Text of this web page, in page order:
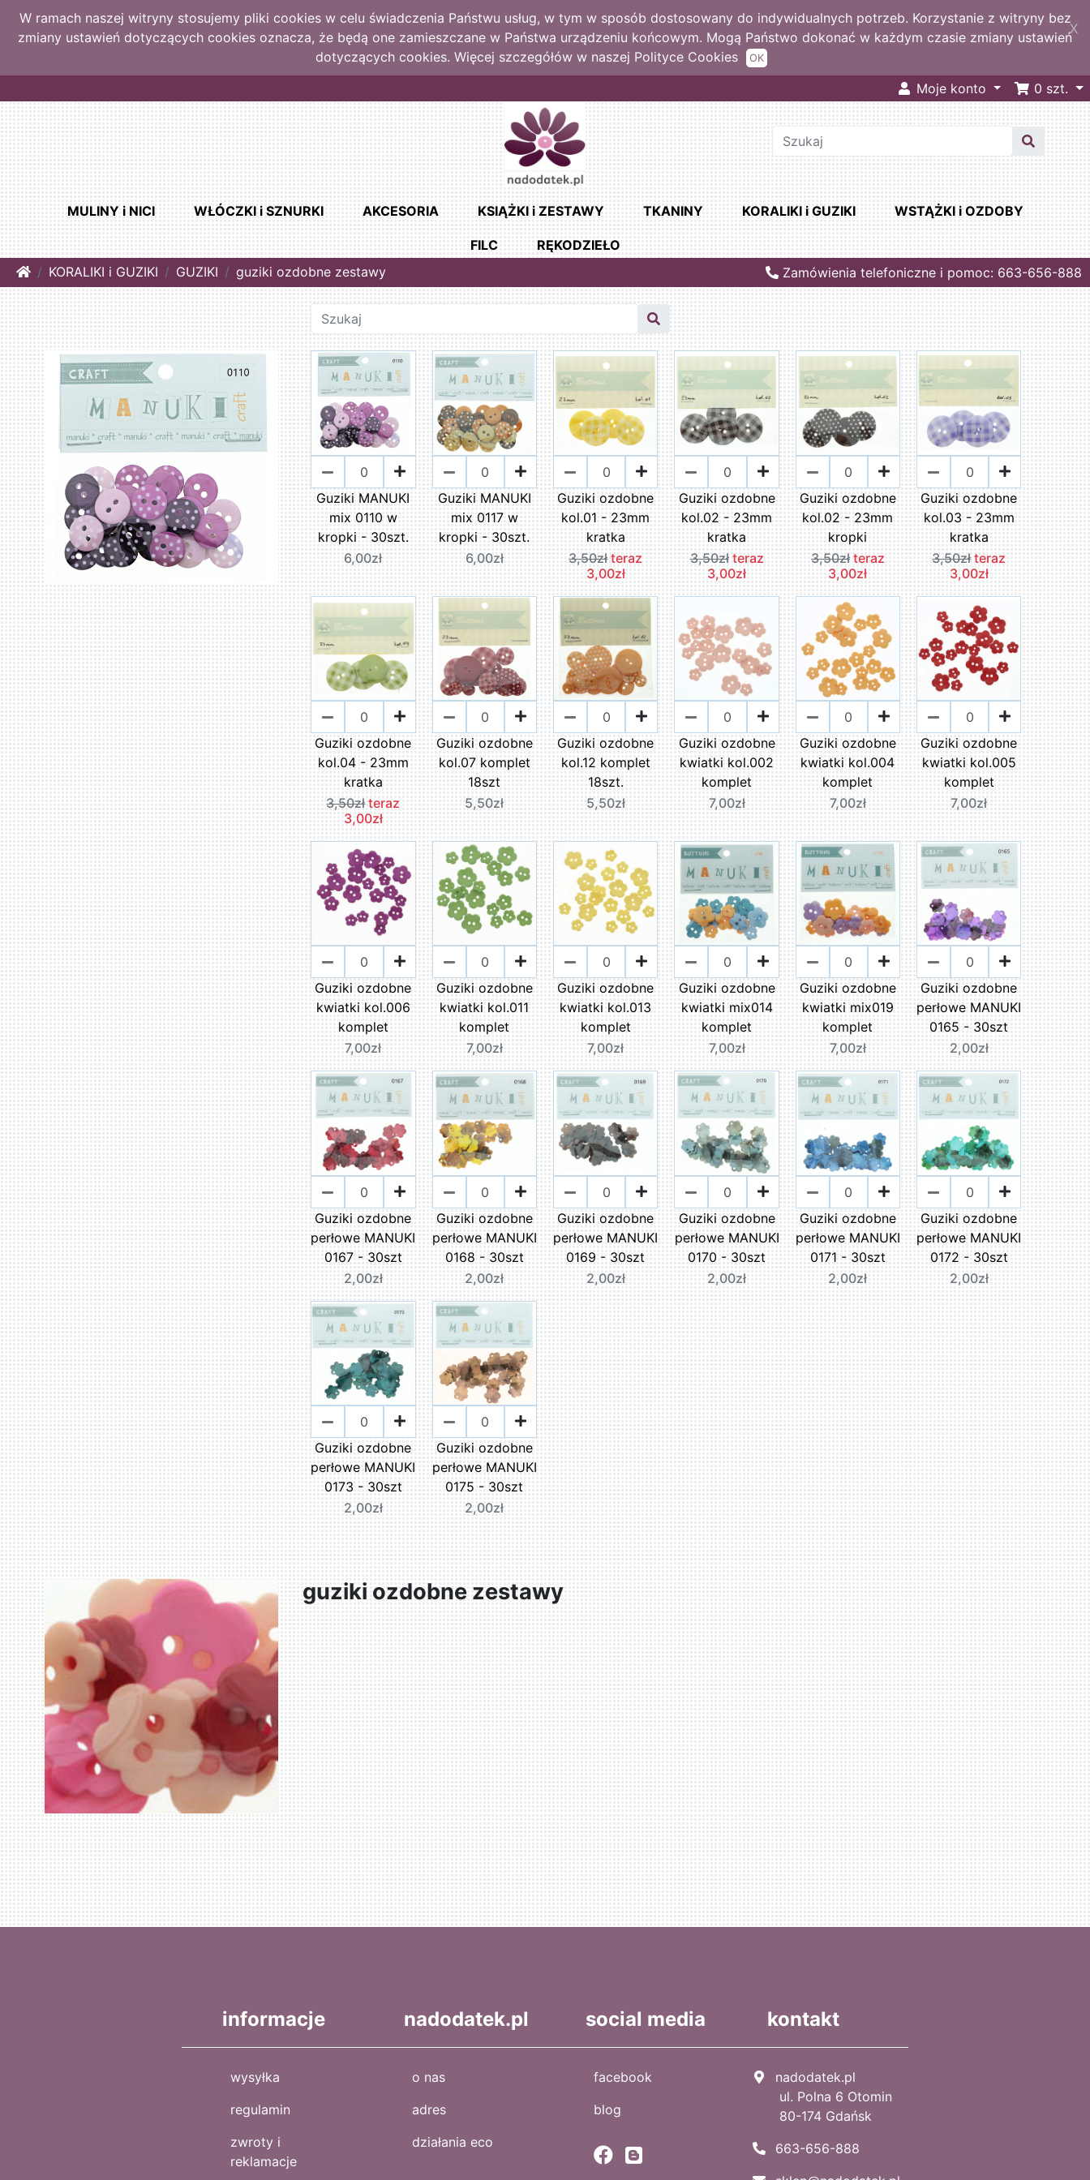
W ramach naszej witryny stosujemy pliki cookies w celu świadczenia Państwu usług, w tym w sposób dostosowany do indywidualnych potrzeb. Korzystanie z witryny bez
zmiany ustawień dotyczących cookies oznacza, że będą one zamieszczane w Państwa urządzeniu końcowym. Mogą Państwo dokonać w każdym czasie zmiany ustawień
dotyczących cookies. Więcej szczegółów w naszej Polityce Cookies
X
OK
Moje konto 0 szt.
MULINY i NICI WŁÓCZKI i SZNURKI AKCESORIA KSIĄŻKI i ZESTAWY TKANINY KORALIKI i GUZIKI WSTĄŻKI i OZDOBY
FILC
RĘKODZIEŁO
HomeKORALIKI i GUZIKI GUZIKI guziki ozdobne zestawy Zamówienia telefoniczne i pomoc: 663-656-888
Guziki MANUKI
mix 0110 w
kropki - 30szt.
6,00zł
Guziki MANUKI
mix 0117 w
kropki - 30szt.
6,00zł
Guziki ozdobne
kol.01 - 23mm
kratka
3,50zł teraz
3,00zł
Guziki ozdobne
kol.02 - 23mm
kratka
3,50zł teraz
3,00zł
Guziki ozdobne
kol.02 - 23mm
kropki
3,50zł teraz
3,00zł
Guziki ozdobne
kol.03 - 23mm
kratka
3,50zł teraz
3,00zł
Guziki ozdobne
kol.04 - 23mm
kratka
3,50zł teraz
3,00zł
Guziki ozdobne
kol.07 komplet
18szt
5,50zł
Guziki ozdobne
kol.12 komplet
18szt.
5,50zł
Guziki ozdobne
kwiatki kol.002
komplet
7,00zł
Guziki ozdobne
kwiatki kol.004
komplet
7,00zł
Guziki ozdobne
kwiatki kol.005
komplet
7,00zł
Guziki ozdobne
kwiatki kol.006
komplet
7,00zł
Guziki ozdobne
kwiatki kol.011
komplet
7,00zł
Guziki ozdobne
kwiatki kol.013
komplet
7,00zł
Guziki ozdobne
kwiatki mix014
komplet
7,00zł
Guziki ozdobne
kwiatki mix019
komplet
7,00zł
Guziki ozdobne
perłowe MANUKI
0165 - 30szt
2,00zł
Guziki ozdobne
perłowe MANUKI
0167 - 30szt
2,00zł
Guziki ozdobne
perłowe MANUKI
0168 - 30szt
2,00zł
Guziki ozdobne
perłowe MANUKI
0169 - 30szt
2,00zł
Guziki ozdobne
perłowe MANUKI
0170 - 30szt
2,00zł
Guziki ozdobne
perłowe MANUKI
0171 - 30szt
2,00zł
Guziki ozdobne
perłowe MANUKI
0172 - 30szt
2,00zł
Guziki ozdobne
perłowe MANUKI
0173 - 30szt
2,00zł
Guziki ozdobne
perłowe MANUKI
0175 - 30szt
2,00zł
guziki ozdobne zestawy
informacje
wysyłka
regulamin
zwroty i
reklamacje
nadodatek.pl
o nas
adres
działania eco
social media
facebook
blog
kontakt
nadodatek.pl
ul. Polna 6 Otomin
80-174 Gdańsk
663-656-888